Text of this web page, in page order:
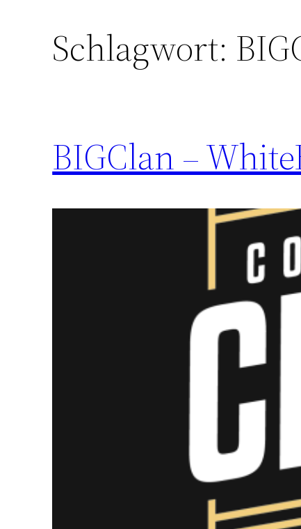
Schlagwort:
BIGClan –